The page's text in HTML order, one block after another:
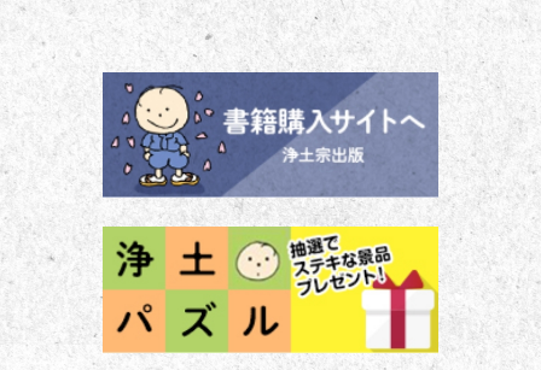
せん。今号から２回にわたって紹介
する浄土宗の作法の基本をおさえ、
大切な方と向き合い、よりよい時間
を過ごしましょう。 袈裟のつけ方
お参りや法要の時に、ぜひ身に着け
ていた